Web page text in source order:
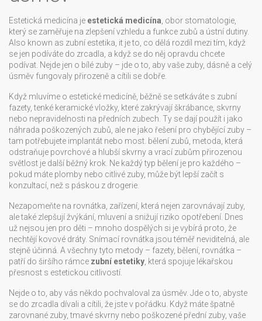
Estetická medicína je estetická medicína obor stomatologie,
který se zaměřuje na zlepšení vzhledu a funkce zubů a ústní dutiny.
Also known as zubní estetika , it je to, co dělá rozdíl mezi tím, když
se jen podíváte do zrcadla, a když se do něj opravdu chcete
podívat. Nejde jen o bílé zuby – jde o to, aby vaše zuby, dásně a celý
úsměv fungovaly přirozeně a cítili se dobře.
Když mluvíme o estetické medicíně, běžně se setkáváte s zubní
fazety,tenké keramické vložky, které zakrývají škrábance, skvrny
nebo nepravidelnosti na předních zubech . Ty se dají použít i jako
náhrada poškozených zubů, ale ne jako řešení pro chybějící zuby –
tam potřebujete implantát nebo most. bělení zubů metoda, která
odstraňuje povrchové a hlubší skvrny a vrací zubům přirozenou
světlost je další běžný krok. Ne každý typ bělení je pro každého –
pokud máte plomby nebo citlivé zuby, může být lepší začít s
konzultací, než s páskou z drogerie.
Nezapomeňte na rovnátka zařízení, která nejen zarovnávají zuby,
ale také zlepšují žvýkání, mluvení a snižují riziko opotřebení . Dnes
už nejsou jen pro děti – mnoho dospělých si je vybírá proto, že
nechtějí kovové dráty. Snímací rovnátka jsou téměř neviditelná, ale
stejně účinná. A všechny tyto metody – fazety, bělení, rovnátka –
patří do širšího rámce zubní estetiky , která spojuje lékařskou
přesnost s estetickou citlivostí.
Nejde o to, aby vás někdo pochvaloval za úsměv. Jde o to, abyste
se do zrcadla dívali a cítili, že jste v pořádku. Když máte špatně
zarovnané zuby, tmavé skvrny nebo poškozené přední zuby, vaše